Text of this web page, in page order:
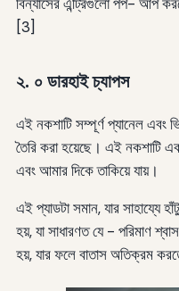
[3]
২. ০ ডারহাই চ্যাপস
এই নকশাটি সম্পূর্ণ প্যানেল এবং
তৈরি করা হয়েছে। এই নকশাটি
এবং আমার দিকে তাকিয়ে যায়।
এই প্যাডটা সমান, যার সাহায্যে
হয়, যা সাধারণত যে - পরিমাণ
হয়, যার ফলে বাতাস অতিক্রম